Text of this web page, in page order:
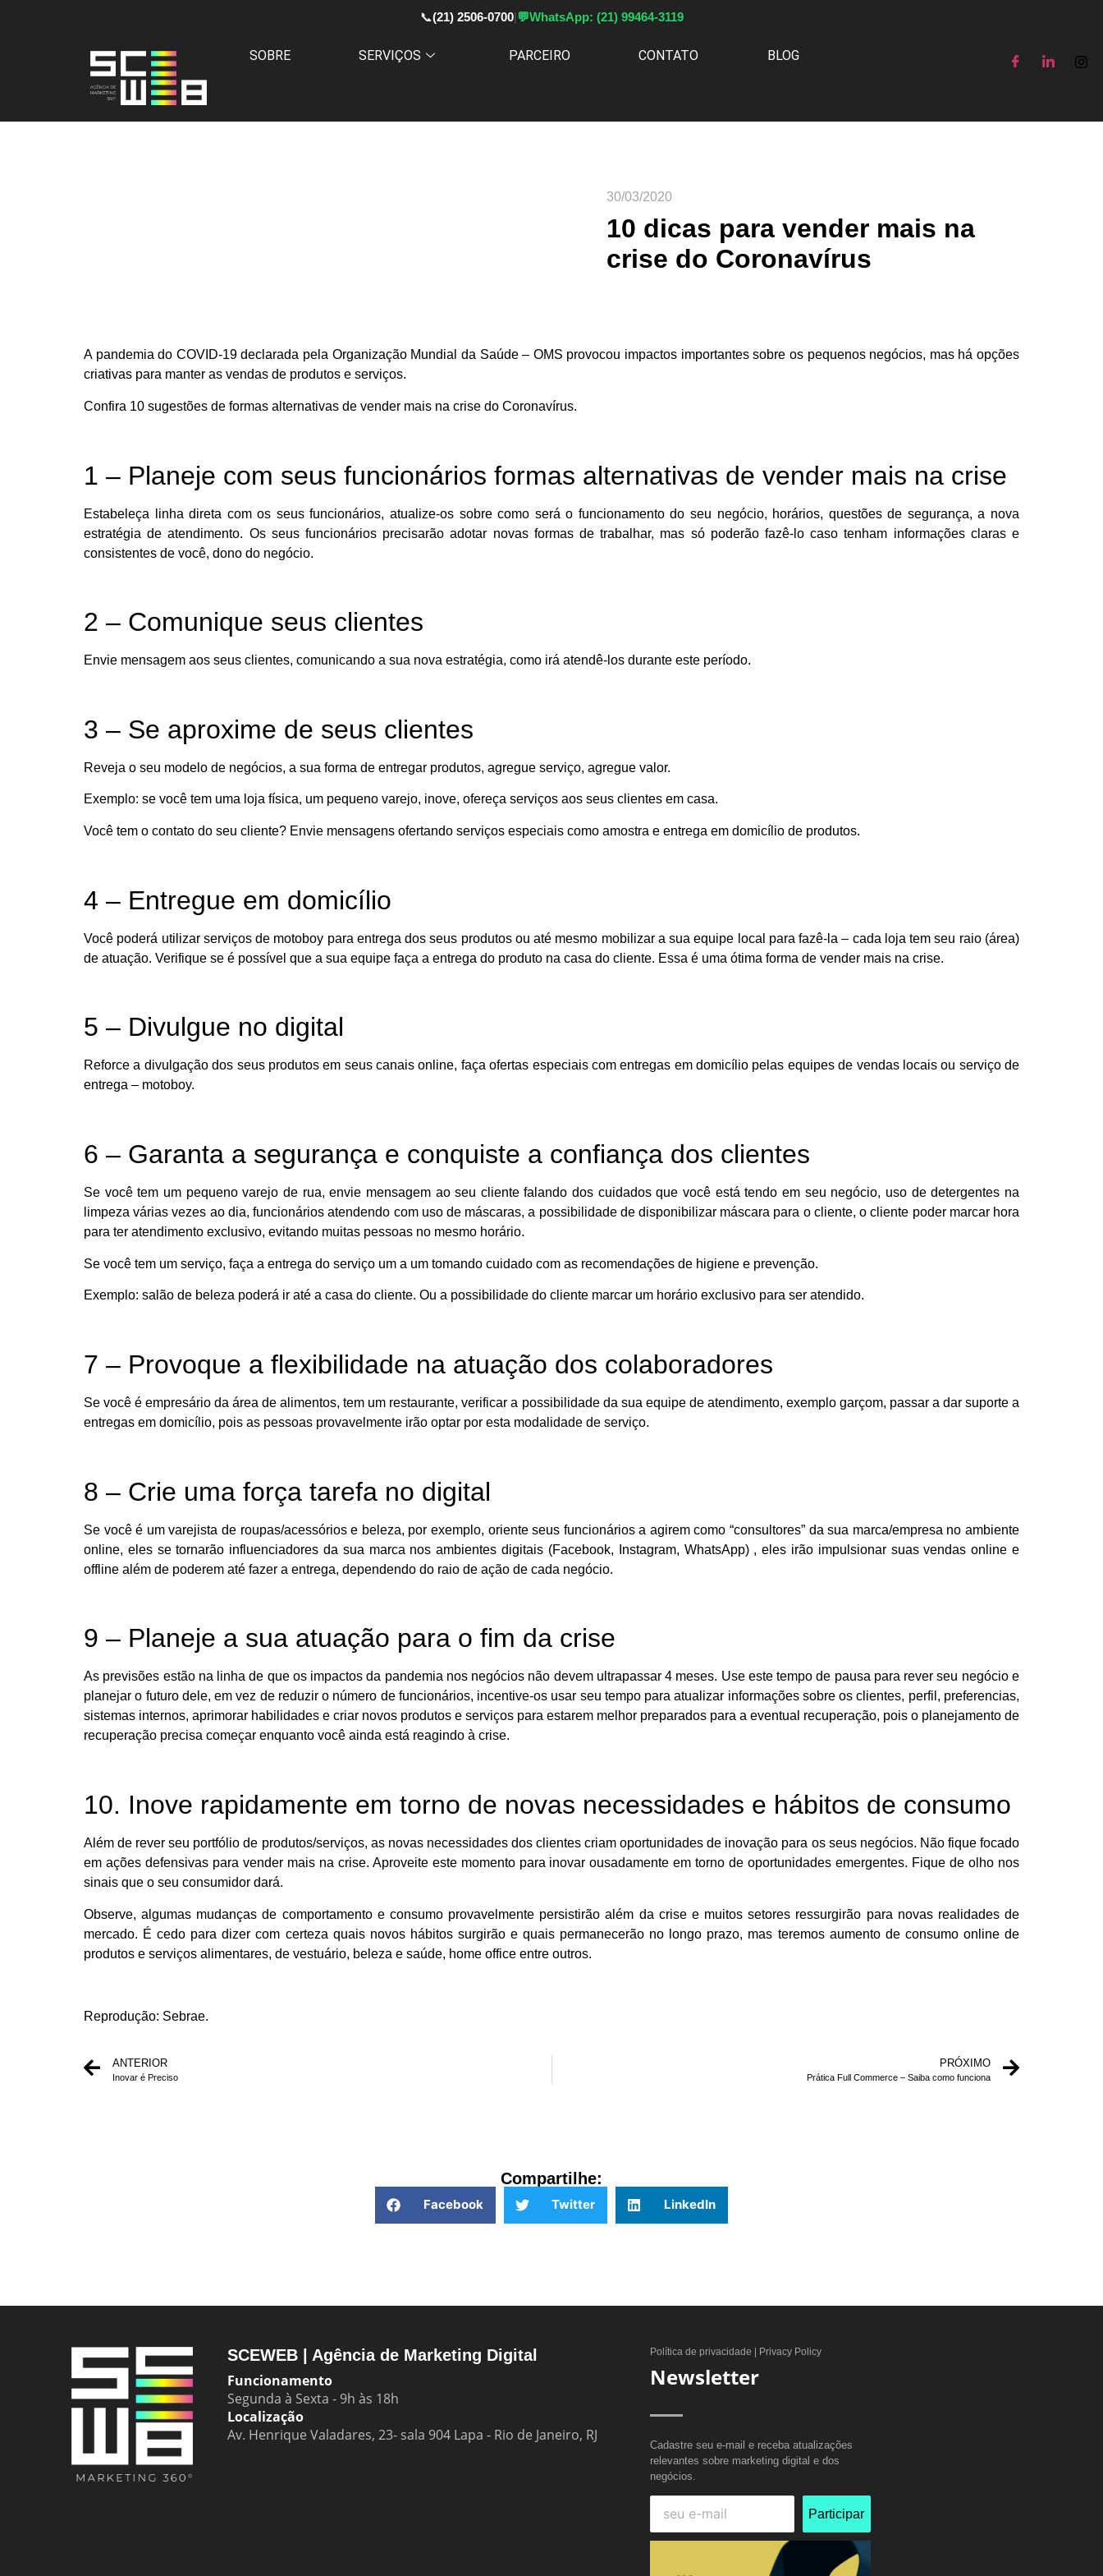
📞(21) 2506-0700|💬WhatsApp: (21) 99464-3119
SOBRE SERVIÇOS PARCEIRO CONTATO BLOG
30/03/2020
10 dicas para vender mais na
crise do Coronavírus
A pandemia do COVID-19 declarada pela Organização Mundial da Saúde – OMS provocou impactos importantes sobre os pequenos negócios, mas há opções
criativas para manter as vendas de produtos e serviços.
Confira 10 sugestões de formas alternativas de vender mais na crise do Coronavírus.
1 – Planeje com seus funcionários formas alternativas de vender mais na crise
Estabeleça linha direta com os seus funcionários, atualize-os sobre como será o funcionamento do seu negócio, horários, questões de segurança, a nova
estratégia de atendimento. Os seus funcionários precisarão adotar novas formas de trabalhar, mas só poderão fazê-lo caso tenham informações claras e
consistentes de você, dono do negócio.
2 – Comunique seus clientes
Envie mensagem aos seus clientes, comunicando a sua nova estratégia, como irá atendê-los durante este período.
3 – Se aproxime de seus clientes
Reveja o seu modelo de negócios, a sua forma de entregar produtos, agregue serviço, agregue valor.
Exemplo: se você tem uma loja física, um pequeno varejo, inove, ofereça serviços aos seus clientes em casa.
Você tem o contato do seu cliente? Envie mensagens ofertando serviços especiais como amostra e entrega em domicílio de produtos.
4 – Entregue em domicílio
Você poderá utilizar serviços de motoboy para entrega dos seus produtos ou até mesmo mobilizar a sua equipe local para fazê-la – cada loja tem seu raio (área)
de atuação. Verifique se é possível que a sua equipe faça a entrega do produto na casa do cliente. Essa é uma ótima forma de vender mais na crise.
5 – Divulgue no digital
Reforce a divulgação dos seus produtos em seus canais online, faça ofertas especiais com entregas em domicílio pelas equipes de vendas locais ou serviço de
entrega – motoboy.
6 – Garanta a segurança e conquiste a confiança dos clientes
Se você tem um pequeno varejo de rua, envie mensagem ao seu cliente falando dos cuidados que você está tendo em seu negócio, uso de detergentes na
limpeza várias vezes ao dia, funcionários atendendo com uso de máscaras, a possibilidade de disponibilizar máscara para o cliente, o cliente poder marcar hora
para ter atendimento exclusivo, evitando muitas pessoas no mesmo horário.
Se você tem um serviço, faça a entrega do serviço um a um tomando cuidado com as recomendações de higiene e prevenção.
Exemplo: salão de beleza poderá ir até a casa do cliente. Ou a possibilidade do cliente marcar um horário exclusivo para ser atendido.
7 – Provoque a flexibilidade na atuação dos colaboradores
Se você é empresário da área de alimentos, tem um restaurante, verificar a possibilidade da sua equipe de atendimento, exemplo garçom, passar a dar suporte a
entregas em domicílio, pois as pessoas provavelmente irão optar por esta modalidade de serviço.
8 – Crie uma força tarefa no digital
Se você é um varejista de roupas/acessórios e beleza, por exemplo, oriente seus funcionários a agirem como “consultores” da sua marca/empresa no ambiente
online, eles se tornarão influenciadores da sua marca nos ambientes digitais (Facebook, Instagram, WhatsApp) , eles irão impulsionar suas vendas online e
offline além de poderem até fazer a entrega, dependendo do raio de ação de cada negócio.
9 – Planeje a sua atuação para o fim da crise
As previsões estão na linha de que os impactos da pandemia nos negócios não devem ultrapassar 4 meses. Use este tempo de pausa para rever seu negócio e
planejar o futuro dele, em vez de reduzir o número de funcionários, incentive-os usar seu tempo para atualizar informações sobre os clientes, perfil, preferencias,
sistemas internos, aprimorar habilidades e criar novos produtos e serviços para estarem melhor preparados para a eventual recuperação, pois o planejamento de
recuperação precisa começar enquanto você ainda está reagindo à crise.
10. Inove rapidamente em torno de novas necessidades e hábitos de consumo
Além de rever seu portfólio de produtos/serviços, as novas necessidades dos clientes criam oportunidades de inovação para os seus negócios. Não fique focado
em ações defensivas para vender mais na crise. Aproveite este momento para inovar ousadamente em torno de oportunidades emergentes. Fique de olho nos
sinais que o seu consumidor dará.
Observe, algumas mudanças de comportamento e consumo provavelmente persistirão além da crise e muitos setores ressurgirão para novas realidades de
mercado. É cedo para dizer com certeza quais novos hábitos surgirão e quais permanecerão no longo prazo, mas teremos aumento de consumo online de
produtos e serviços alimentares, de vestuário, beleza e saúde, home office entre outros.
Reprodução: Sebrae.
ANTERIOR
Inovar é Preciso
PRÓXIMO
Prática Full Commerce – Saiba como funciona
Compartilhe:
Facebook Twitter LinkedIn
SCEWEB | Agência de Marketing Digital
Funcionamento
Segunda à Sexta - 9h às 18h
Localização
Av. Henrique Valadares, 23- sala 904 Lapa - Rio de Janeiro, RJ
Política de privacidade | Privacy Policy
Newsletter
Cadastre seu e-mail e receba atualizações
relevantes sobre marketing digital e dos
negócios.
Participar